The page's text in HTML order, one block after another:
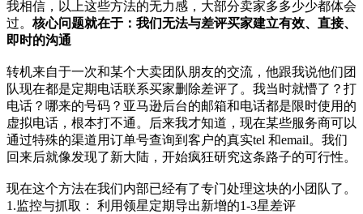
我相信，以上这些方法的无力感，大部分卖家多多少少都体会
过。 核心问题就在于：我们无法与差评买家建立有效、直接、
即时的沟通
转机来自于一次和某个大卖团队朋友的交流，他跟我说他们团
队现在都是定期电话联系买家删除差评了。我当时就懵了？打
电话？哪来的号码？亚马逊后台的邮箱和电话都是限时使用的
虚拟电话，根本打不通。后来我才知道，现在某些服务商可以
通过特殊的渠道用订单号查询到客户的真实tel 和email。我们
回来后就像发现了新大陆，开始疯狂研究这条路子的可行性。
现在这个方法在我们内部已经有了专门处理这块的小团队了。
1.监控与抓取： 利用领星定期导出新增的1-3星差评